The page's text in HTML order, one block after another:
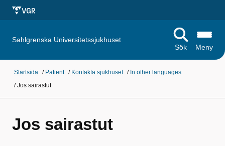
Sahlgrenska Universitetssjukhuset
Sök
Meny
Startsida / Patient / Kontakta sjukhuset / In other languages
/Jos sairastut
Jos sairastut